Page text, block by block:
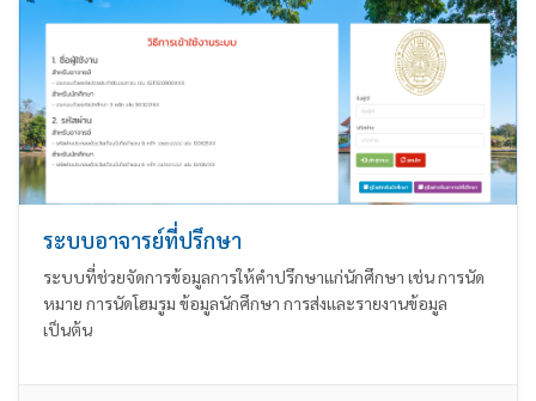
ระบบอาจารย์ที่ปรึกษา
ระบบที่ช่วยจัดการข้อมูลการให้คำปรึกษาแก่นักศึกษา เช่น การนัด
หมาย การนัดโฮมรูม ข้อมูลนักศึกษา การส่งและรายงานข้อมูล
เป็นต้น